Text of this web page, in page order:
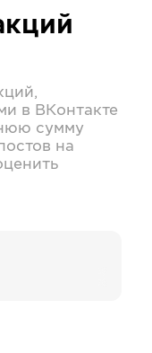
в ВКонтакте
сумму
на